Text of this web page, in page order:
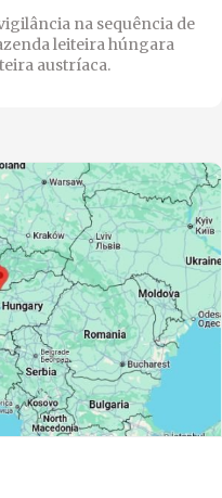
na sequência de
leiteira húngara
austríaca.